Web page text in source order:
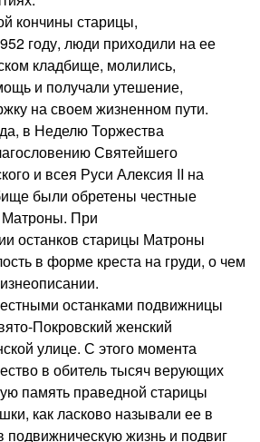
кончины старицы,
году, люди приходили на ее
кладбище, молились,
и получали утешение,
на своем жизненном пути.
в Неделю Торжества
Святейшего
и всея Руси Алексия II на
были обретены честные
Матроны. При
останков старицы Матроны
в форме креста на груди, о чем
останками подвижницы
Покровский женский
улице. С этого момента
в обитель тысяч верующих
память праведной старицы
как ласково называли ее в
подвижническую жизнь и подвиг